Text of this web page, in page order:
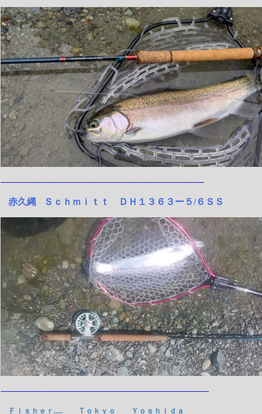
---------------------------------------------------------------------------------------
赤久縄 Ｓｃｈｍｉｔｔ ＤＨ１３６３ー５/６ＳＳ
-----------------------------------------------------------------------------------------
Ｆｉｓｈｅｒ..... Ｔｏｋｙｏ Ｙｏｓｈｉｄａ